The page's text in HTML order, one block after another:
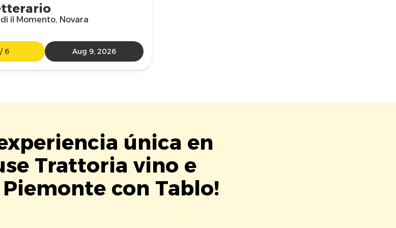
il Momento, Novara
/ 6 Aug 9, 2026
única en
Trattoria vino e
con Tablo!